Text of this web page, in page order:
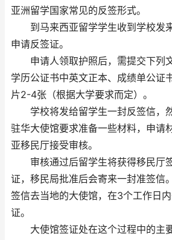
亚洲留学国家常见的反签形式。
到马来西亚留学学生收到学校发
申请反签证。
申请人领取护照后，需提交下列文
学历公证书中英文正本、成绩单公证
片2-4张（根据大学要求而定）。
学校将发给留学生一封反签信，
驻华大使馆要求准备一些材料，申请
亚移民厅接受审核。
审核通过后留学生将获得移民厅
证，移民局批准后会寄来一封准签信
签信去当地的大使馆，在3个工作日
证。
大使馆签证处在这个过程中的主